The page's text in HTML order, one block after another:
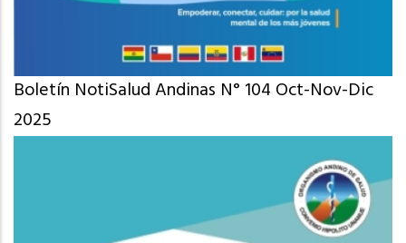
Boletín NotiSalud Andinas N° 104 Oct-Nov-Dic
2025